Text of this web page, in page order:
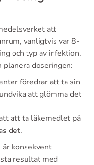
att
vanligtvis var 8-
och typ av infektion.
planera doseringen:
föredrar att ta sin
att glömma det
att ta läkemedlet på
det.
är konsekvent
resultat med